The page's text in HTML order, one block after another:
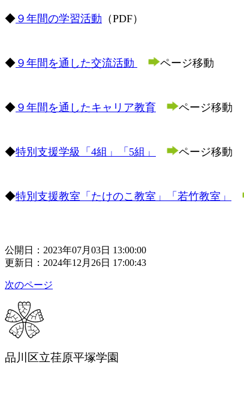
◆ ９年間の学習活動 （PDF）
◆ ９年間を通した交流活動 ページ移動
◆ ９年間を通したキャリア教育 ページ移動
◆特別支援学級「4組」「5組」 ページ移動
◆特別支援教室「たけのこ教室」「若竹教室」
公開日：2023年07月03日 13:00:00
更新日：2024年12月26日 17:00:43
次のページ
品川区立荏原平塚学園